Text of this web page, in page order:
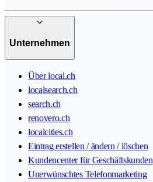
Unternehmen
Über local.ch
localsearch.ch
search.ch
renovero.ch
localcities.ch
Eintrag erstellen / ändern / löschen
Kundencenter für Geschäftskunden
Unerwünschtes Telefonmarketing